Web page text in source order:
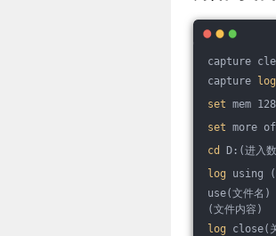
capture
capture
log
set mem
set more
cd
D:(进入
log using (
use(文件名)
(文件内容)
log close(